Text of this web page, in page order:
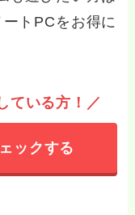
トPCをお得に
ている方！／
ックする